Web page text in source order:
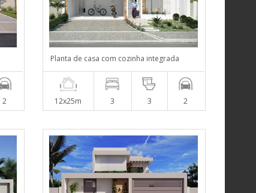
2
Planta de casa com cozinha integrada
12x25m 3 3 2